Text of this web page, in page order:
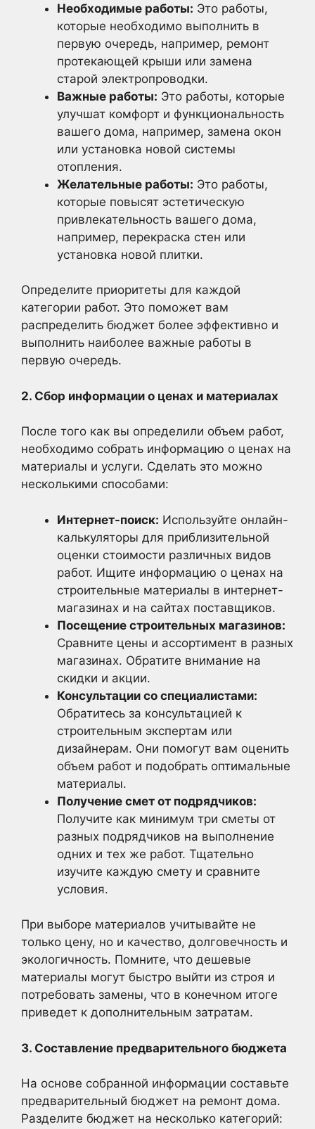
Необходимые работы: Это работы,
которые необходимо выполнить в
первую очередь, например, ремонт
протекающей крыши или замена
старой электропроводки.
Важные работы: Это работы, которые
улучшат комфорт и функциональность
вашего дома, например, замена окон
или установка новой системы
отопления.
Желательные работы: Это работы,
которые повысят эстетическую
привлекательность вашего дома,
например, перекраска стен или
установка новой плитки.
Определите приоритеты для каждой
категории работ. Это поможет вам
распределить бюджет более эффективно и
выполнить наиболее важные работы в
первую очередь.
2. Сбор информации о ценах и материалах
После того как вы определили объем работ,
необходимо собрать информацию о ценах на
материалы и услуги. Сделать это можно
несколькими способами:
Интернет-поиск: Используйте онлайн-
калькуляторы для приблизительной
оценки стоимости различных видов
работ. Ищите информацию о ценах на
строительные материалы в интернет-
магазинах и на сайтах поставщиков.
Посещение строительных магазинов:
Сравните цены и ассортимент в разных
магазинах. Обратите внимание на
скидки и акции.
Консультации со специалистами:
Обратитесь за консультацией к
строительным экспертам или
дизайнерам. Они помогут вам оценить
объем работ и подобрать оптимальные
материалы.
Получение смет от подрядчиков:
Получите как минимум три сметы от
разных подрядчиков на выполнение
одних и тех же работ. Тщательно
изучите каждую смету и сравните
условия.
При выборе материалов учитывайте не
только цену, но и качество, долговечность и
экологичность. Помните, что дешевые
материалы могут быстро выйти из строя и
потребовать замены, что в конечном итоге
приведет к дополнительным затратам.
3. Составление предварительного бюджета
На основе собранной информации составьте
предварительный бюджет на ремонт дома.
Разделите бюджет на несколько категорий: